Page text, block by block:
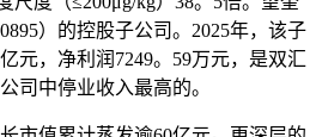
）的控股子公司。2025年，该子
元，净利润7249。59万元，是双汇
司中停业收入最高的。